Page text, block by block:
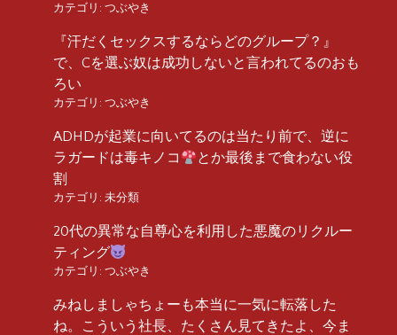
カテゴリ: つぶやき
『汗だくセックスするならどのグループ？』
で、Cを選ぶ奴は成功しないと言われてるのおも
ろい
カテゴリ: つぶやき
ADHDが起業に向いてるのは当たり前で、逆に
ラガードは毒キノコ
とか最後まで食わない役
割
カテゴリ: 未分類
20代の異常な自尊心を利用した悪魔のリクルー
ティング
カテゴリ: つぶやき
みねしましゃちょーも本当に一気に転落した
ね。こういう社長、たくさん見てきたよ、今ま